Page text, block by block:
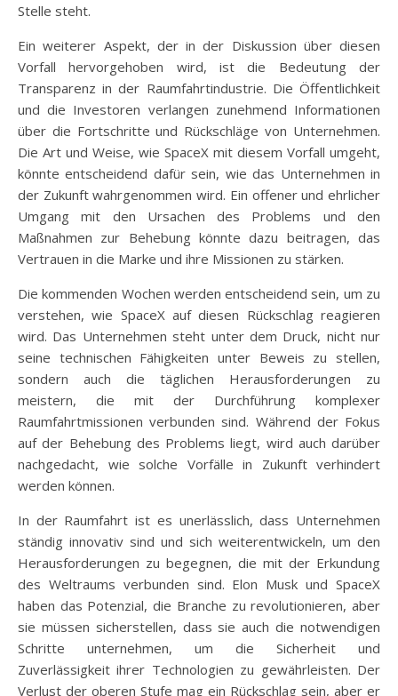
Stelle steht.
Ein weiterer Aspekt, der in der Diskussion über diesen
Vorfall hervorgehoben wird, ist die Bedeutung der
Transparenz in der Raumfahrtindustrie. Die Öffentlichkeit
und die Investoren verlangen zunehmend Informationen
über die Fortschritte und Rückschläge von Unternehmen.
Die Art und Weise, wie SpaceX mit diesem Vorfall umgeht,
könnte entscheidend dafür sein, wie das Unternehmen in
der Zukunft wahrgenommen wird. Ein offener und ehrlicher
Umgang mit den Ursachen des Problems und den
Maßnahmen zur Behebung könnte dazu beitragen, das
Vertrauen in die Marke und ihre Missionen zu stärken.
Die kommenden Wochen werden entscheidend sein, um zu
verstehen, wie SpaceX auf diesen Rückschlag reagieren
wird. Das Unternehmen steht unter dem Druck, nicht nur
seine technischen Fähigkeiten unter Beweis zu stellen,
sondern auch die täglichen Herausforderungen zu
meistern, die mit der Durchführung komplexer
Raumfahrtmissionen verbunden sind. Während der Fokus
auf der Behebung des Problems liegt, wird auch darüber
nachgedacht, wie solche Vorfälle in Zukunft verhindert
werden können.
In der Raumfahrt ist es unerlässlich, dass Unternehmen
ständig innovativ sind und sich weiterentwickeln, um den
Herausforderungen zu begegnen, die mit der Erkundung
des Weltraums verbunden sind. Elon Musk und SpaceX
haben das Potenzial, die Branche zu revolutionieren, aber
sie müssen sicherstellen, dass sie auch die notwendigen
Schritte unternehmen, um die Sicherheit und
Zuverlässigkeit ihrer Technologien zu gewährleisten. Der
Verlust der oberen Stufe mag ein Rückschlag sein, aber er